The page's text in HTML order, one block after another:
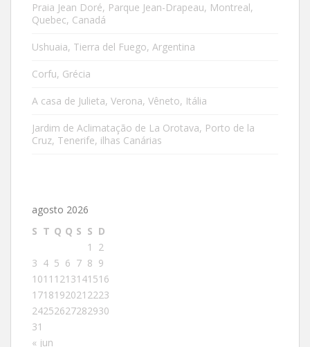
Praia Jean Doré, Parque Jean-Drapeau, Montreal,
Quebec, Canadá
Ushuaia, Tierra del Fuego, Argentina
Corfu, Grécia
A casa de Julieta, Verona, Vêneto, Itália
Jardim de Aclimatação de La Orotava, Porto de la
Cruz, Tenerife, ilhas Canárias
agosto 2026
S T Q Q S S D
1
2
3 4 5 6 7 8 9
1011 1213141516
1718192021 2223
24252627282930
31
« jun